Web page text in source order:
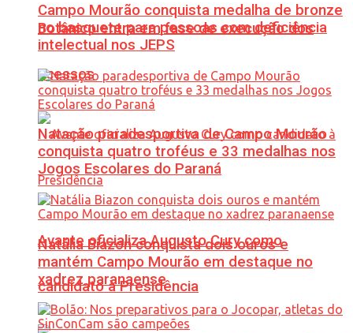
Botânico entra em fase de execução dos
acessos
Avante oficializa Augusto Cury como
candidato à Presidência
Campo Mourão conquista medalha de bronze
no basquete para pessoas com deficiência
intelectual nos JEPS
Natação paradesportiva de Campo Mourão
conquista quatro troféus e 33 medalhas nos
Jogos Escolares do Paraná
Natália Biazon conquista dois ouros e
mantém Campo Mourão em destaque no
xadrez paranaense